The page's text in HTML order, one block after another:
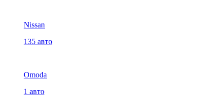
Nissan
135 авто
Omoda
1 авто